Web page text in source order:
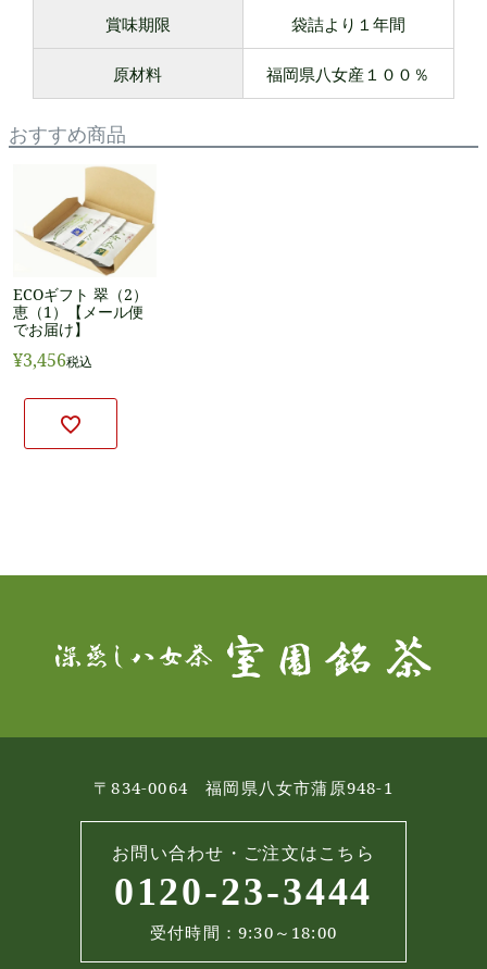
賞味期限 袋詰より１年間
原材料 福岡県八女産１００％
おすすめ商品
ECOギフト 翠（2）
恵（1）【メール便
でお届け】
¥3,456税込
〒834-0064 福岡県八女市蒲原948-1
お問い合わせ・ご注文はこちら
0120-23-3444
受付時間：9:30～18:00